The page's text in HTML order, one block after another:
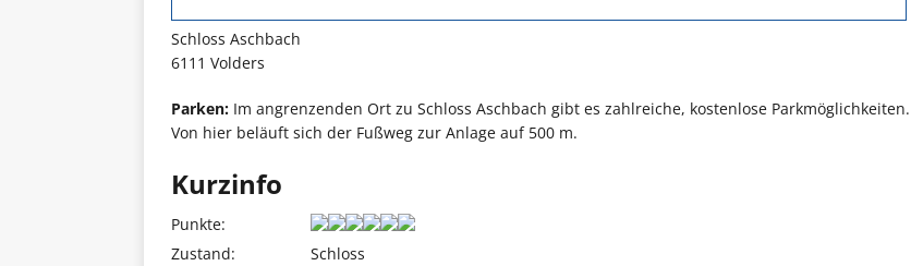
Schloss Aschbach
6111 Volders
Parken: Im angrenzenden Ort zu Schloss Aschbach gibt es zahlreiche, kostenlose Parkmöglichkeiten.
Von hier beläuft sich der Fußweg zur Anlage auf 500 m.
Kurzinfo
Punkte:
Zustand:
Schloss